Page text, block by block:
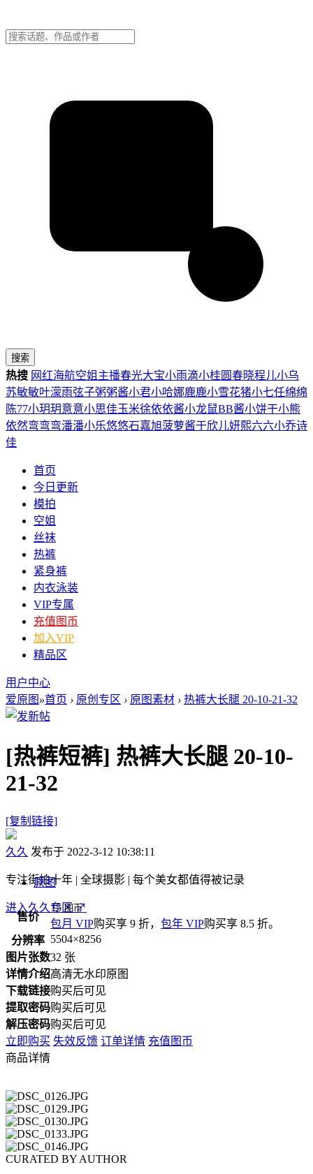
搜索
热搜 网红海航空姐 主播春光大宝小雨滴小桂圆春晓程儿小乌
苏敏敏叶濛雨弦子粥粥酱小君小哈娜鹿鹿小雪花猪小七任绵绵
陈77小玥玥意意小思佳玉米徐依依酱小龙鼠BB酱小饼干小熊
依然弯弯弯潘潘小乐悠悠石嘉旭菠萝酱于欣儿妍熙六六小乔诗
佳
首页
今日更新
模拍
空姐
丝袜
热裤
紧身裤
内衣泳装
VIP专属
充值图币
加入VIP
精品区
用户中心
爱原图 »首页 › 原创专区 › 原图素材 › 热裤大长腿 20-10-21-32
[热裤短裤] 热裤大长腿 20-10-
21-32
[复制链接]
久久 发布于 2022-3-12 10:38:11
专注街拍十年 | 全球摄影 | 每个美女都值得被记录
进入久久专区↗
原图
售价
15图币
包月 VIP购买享 9 折， 包年 VIP购买享 8.5 折。
分辨率 5504×8256
图片张数32 张
详情介绍高清无水印原图
下载链接购买后可见
提取密码购买后可见
解压密码购买后可见
立即购买 失效反馈 订单详情 充值图币
商品详情
CURATED BY AUTHOR